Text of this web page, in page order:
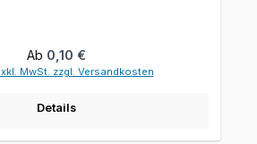
Regulärer Preis:
Ab 0,10 €
MwSt. zzgl. Versandkosten
Details